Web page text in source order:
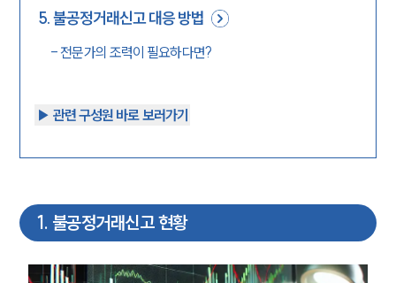
5.불공정거래신고 대응 방법
- 전문가의 조력이 필요하다면?
▶︎ 관련 구성원 바로 보러가기
1. 불공정거래신고 현황